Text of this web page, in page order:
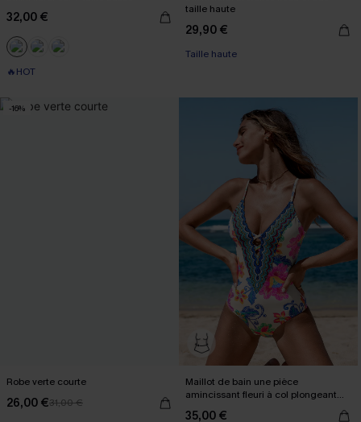
32,00 €
🔥HOT
taille haute
29,90 €
Taille haute
-16%
Robe verte courte
26,00 €31,00 €
Maillot de bain une pièce
amincissant fleuri à col plongeant
35,00 €